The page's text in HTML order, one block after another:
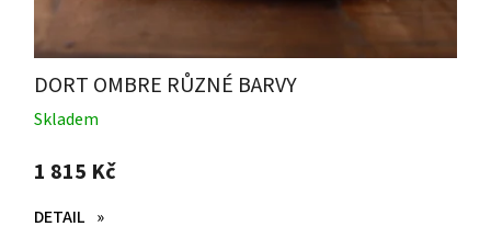
DORT OMBRE RŮZNÉ BARVY
Skladem
1 815 Kč
DETAIL